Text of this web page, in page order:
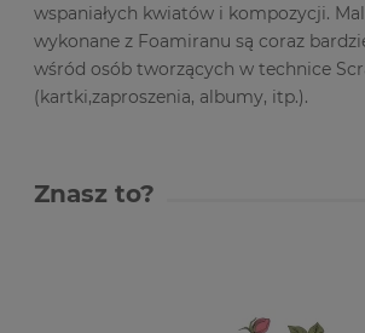
wspaniałych kwiatów i kompozycji.
wykonane z Foamiranu są coraz
wśród osób tworzących w technice
(kartki,zaproszenia, albumy, itp.).
Znasz to?